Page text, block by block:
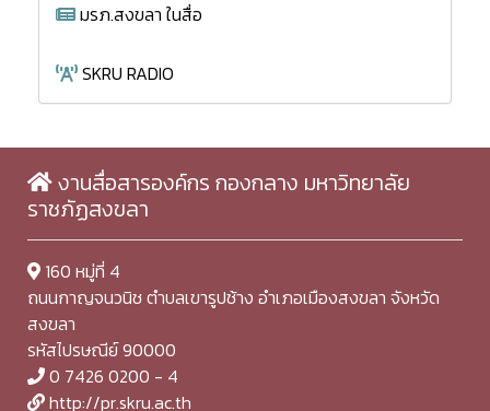
มรภ.สงขลา ในสื่อ
SKRU RADIO
งานสื่อสารองค์กร กองกลาง มหาวิทยาลัย
ราชภัฏสงขลา
160 หมู่ที่ 4
ถนนกาญจนวนิช ตำบลเขารูปช้าง อำเภอเมืองสงขลา จังหวัด
สงขลา
รหัสไปรษณีย์ 90000
0 7426 0200 - 4
http://pr.skru.ac.th